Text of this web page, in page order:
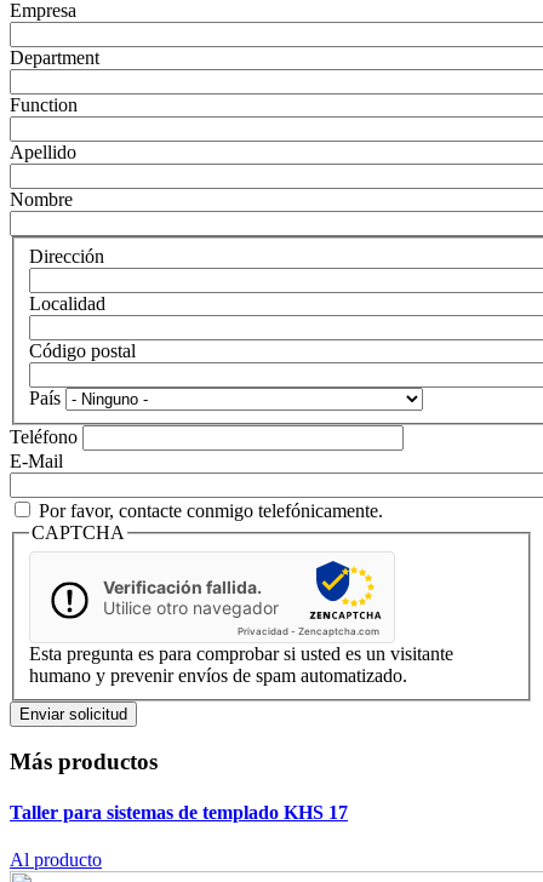
Empresa
Department
Function
Apellido
Nombre
Dirección
Localidad
Código postal
País
Teléfono
E-Mail
Por favor, contacte conmigo telefónicamente.
CAPTCHA
Verificación fallida.
Utilice otro navegador
Privacidad - Zencaptcha.com
Esta pregunta es para comprobar si usted es un visitante
humano y prevenir envíos de spam automatizado.
Más productos
Taller para sistemas de templado KHS 17
Al producto